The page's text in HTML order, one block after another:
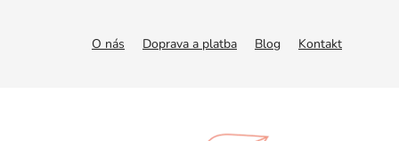
O nás Doprava a platba Blog Kontakt